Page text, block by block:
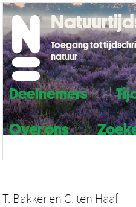
Deelnemers
Over ons
Toegang tot
natuur
T. Bakkeren C. ten Haaf